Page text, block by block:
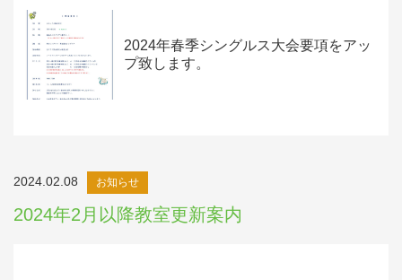
2024年春季シングルス大会要項をアッ
プ致します。
2024.02.08 お知らせ
2024年2月以降教室更新案内